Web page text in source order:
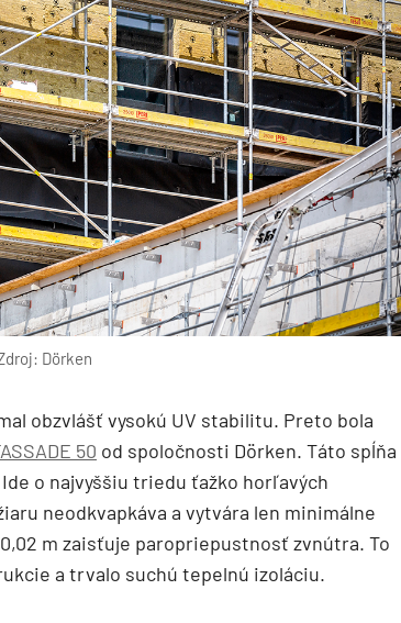
Dörken
obzvlášť vysokú UV stabilitu. Preto bola
50 od spoločnosti Dörken. Táto spĺňa
o najvyššiu triedu ťažko horľavých
neodkvapkáva a vytvára len minimálne
m zaisťuje paropriepustnosť zvnútra. To
a trvalo suchú tepelnú izoláciu.